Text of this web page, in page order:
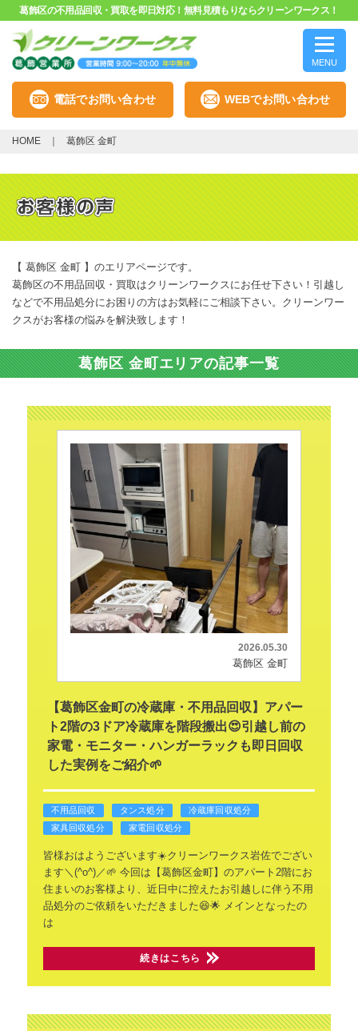
葛飾区の不用品回収・買取を即日対応！無料見積もりならクリーンワークス！
MENU
電話でお問い合わせ WEBでお問い合わせ
HOME 葛飾区 金町
【 葛飾区 金町 】のエリアページです。
葛飾区の不用品回収・買取はクリーンワークスにお任せ下さい！引越し
などで不用品処分にお困りの方はお気軽にご相談下さい。クリーンワー
クスがお客様の悩みを解決致します！
葛飾区 金町エリアの記事一覧
2026.05.30
葛飾区 金町
【葛飾区金町の冷蔵庫・不用品回収】アパー
ト2階の3ドア冷蔵庫を階段搬出😍引越し前の
家電・モニター・ハンガーラックも即日回収
した実例をご紹介🌱
不用品回収 タンス処分
冷蔵庫回収処分
家具回収処分
家電回収処分
皆様おはようございます☀️クリーンワークス岩佐でござい
ます＼(^o^)／🌱 今回は【葛飾区金町】のアパート2階にお
住まいのお客様より、近日中に控えたお引越しに伴う不用
品処分のご依頼をいただきました😆🌟 メインとなったの
は
続きはこちら